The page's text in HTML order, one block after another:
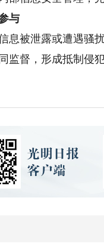
与
被泄露或遭遇骚扰
督，形成抵制侵犯